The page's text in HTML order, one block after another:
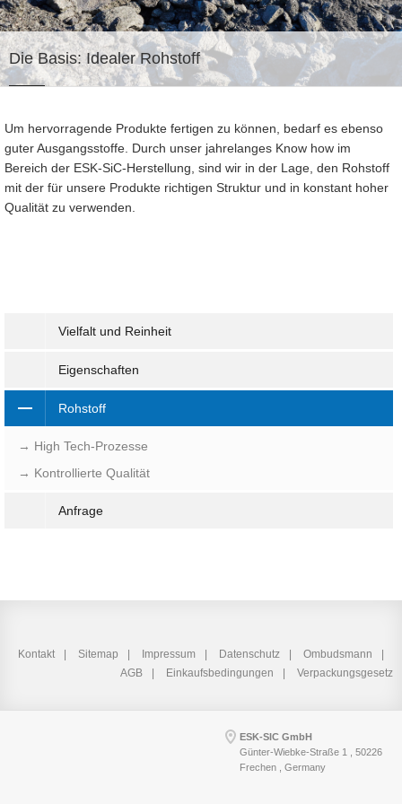
Die Basis:Idealer Rohstoff
Um hervorragende Produkte fertigen zu können, bedarf es ebenso
guter Ausgangsstoffe. Durch unser jahrelanges Know how im
Bereich der ESK-SiC-Herstellung, sind wir in der Lage, den Rohstoff
mit der für unsere Produkte richtigen Struktur und in konstant hoher
Qualität zu verwenden.
Vielfalt und Reinheit
Eigenschaften
Rohstoff
→ High Tech-Prozesse
→ Kontrollierte Qualität
Anfrage
Kontakt Sitemap Impressum Datenschutz
Ombudsmann
AGB
Einkaufsbedingungen Verpackungsgesetz
ESK-SIC GmbH
Günter-Wiebke-Straße 1 , 50226
Frechen , Germany